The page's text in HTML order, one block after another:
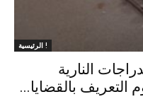
الرئيسية !
النارية